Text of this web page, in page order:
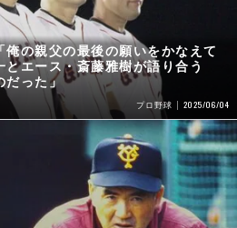
俺の親父の最後の願いをかなえて
とエース・斎藤雅樹が語り合う
だった」
プロ野球 2025/06/04